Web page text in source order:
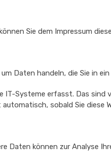
Sie dem Impressum
Daten handeln, die Sie in
IT-Systeme erfasst. Das sind
sobald Sie diese
Daten können zur Analyse